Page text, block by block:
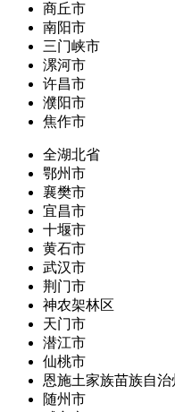
商丘市
南阳市
三门峡市
漯河市
许昌市
濮阳市
焦作市
全湖北省
鄂州市
襄樊市
宜昌市
十堰市
黄石市
武汉市
荆门市
神农架林区
天门市
潜江市
仙桃市
恩施土家族苗族自治
随州市